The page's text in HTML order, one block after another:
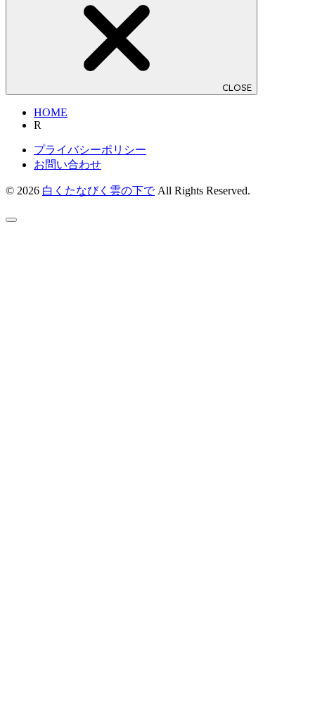
CLOSE
HOME
R
プライバシーポリシー
お問い合わせ
© 2026 白くたなびく雲の下でAll Rights Reserved.